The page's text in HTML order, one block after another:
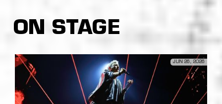
ON STAGE
JUN 26, 2026